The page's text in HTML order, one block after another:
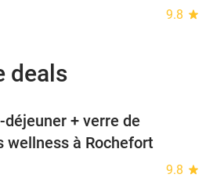
9.8 star
deals
+ verre de
wellness à Rochefort
9.8 star